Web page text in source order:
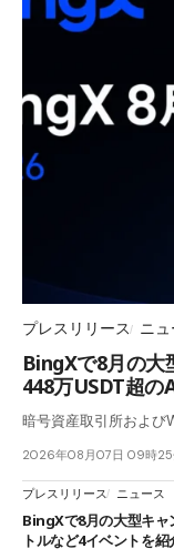
プレスリリース ニュ
BingXで8月の大
448万USDT超の
暗号資産取引所およ
2026年08月07日 09時25
プレスリリース ニュース
BingXで8月の大型キャ
トルなど4イベントを紹